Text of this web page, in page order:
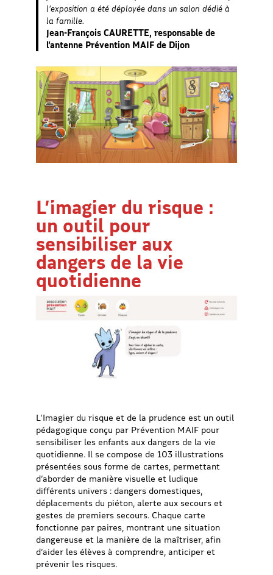
l’exposition a été déployée dans un salon dédié à
la famille.
Jean-François CAURETTE, responsable de
l’antenne Prévention MAIF de Dijon
L’imagier du risque :
un outil pour
sensibiliser aux
dangers de la vie
quotidienne
L’Imagier du risque et de la prudence est un outil
pédagogique conçu par Prévention MAIF pour
sensibiliser les enfants aux dangers de la vie
quotidienne. Il se compose de 103 illustrations
présentées sous forme de cartes, permettant
d’aborder de manière visuelle et ludique
différents univers : dangers domestiques,
déplacements du piéton, alerte aux secours et
gestes de premiers secours. Chaque carte
fonctionne par paires, montrant une situation
dangereuse et la manière de la maîtriser, afin
d’aider les élèves à comprendre, anticiper et
prévenir les risques.